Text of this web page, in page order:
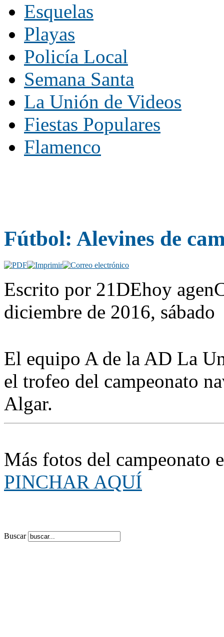
Esquelas
Playas
Policía Local
Semana Santa
La Unión de Videos
Fiestas Populares
Flamenco
Fútbol: Alevines de
Escrito por 21DEhoy
diciembre de 2016, sábado
El equipo A de la AD La
el trofeo del campeonato
Algar.
Más fotos del campeonato
PINCHAR AQUÍ
Buscar